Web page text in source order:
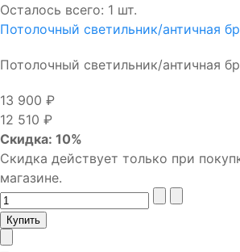
Осталось всего: 1 шт.
Потолочный светильник/античная
Потолочный светильник/античная
13 900 ₽
12 510 ₽
Скидка: 10%
Скидка действует только при
магазине.